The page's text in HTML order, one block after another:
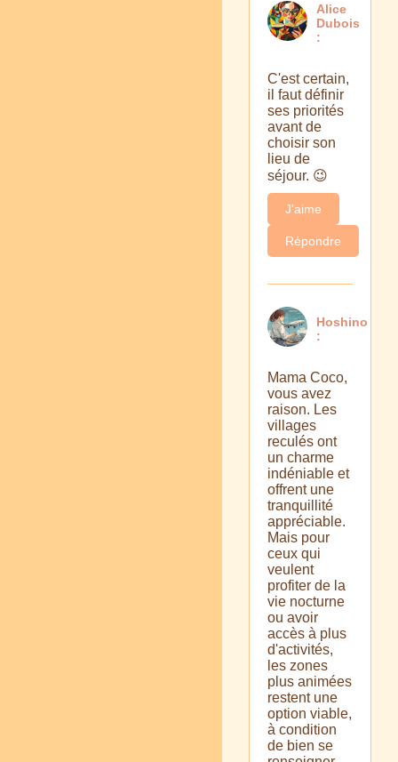
Alice
Dubois
:
C'est certain,
il faut définir
ses priorités
avant de
choisir son
lieu de
séjour. 😉
J'aime
Répondre
Hoshino
:
Mama Coco,
vous avez
raison. Les
villages
reculés ont
un charme
indéniable et
offrent une
tranquillité
appréciable.
Mais pour
ceux qui
veulent
profiter de la
vie nocturne
ou avoir
accès à plus
d'activités,
les zones
plus animées
restent une
option viable,
à condition
de bien se